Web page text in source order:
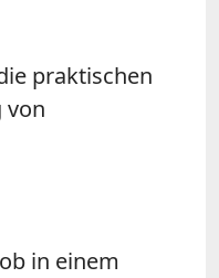
praktischen
von
in einem